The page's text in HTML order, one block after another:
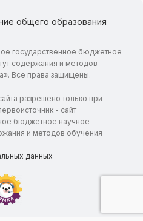
общего образования
государственное бюджетное
содержания и методов
Все права защищены.
разрешено только при
- сайт
бюджетное научное
и методов обучения
данных